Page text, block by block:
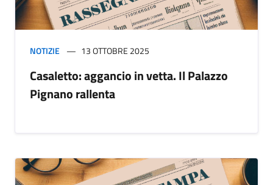
NOTIZIE 13 OTTOBRE 2025
Casaletto: aggancio in vetta. Il Palazzo
Pignano rallenta